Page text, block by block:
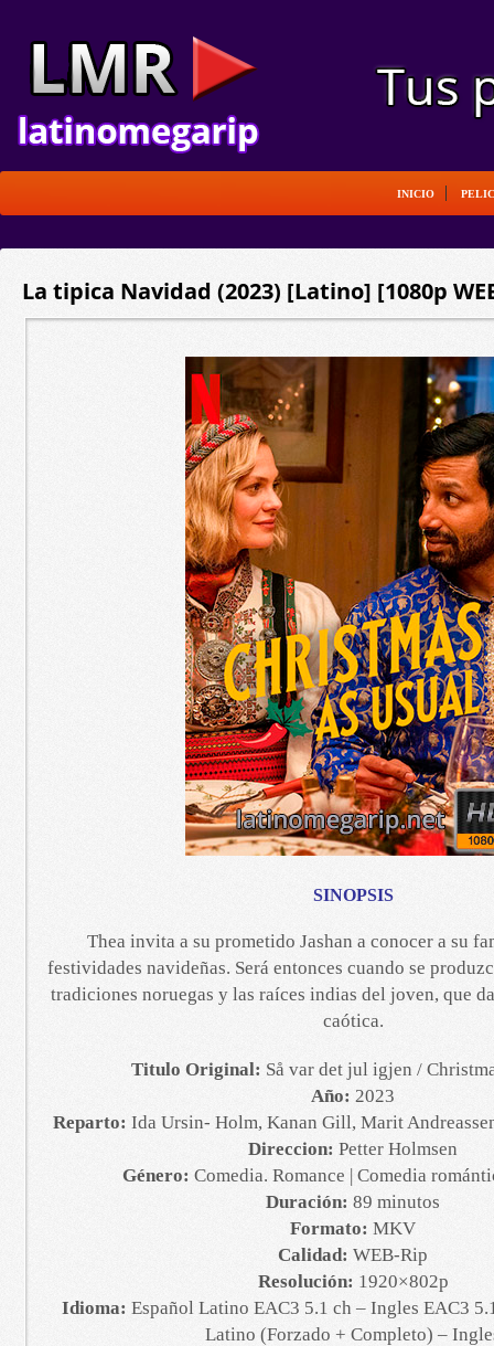
INICIO
La tipica Navidad (2023) [Latino] [1080p
SINOPSIS
Thea invita a su prometido Jashan a conocer a su
festividades navideñas. Será entonces cuando se
tradiciones noruegas y las raíces indias del joven, que
caótica.
Titulo Original: Så var det jul igjen /
Año: 2023
Reparto: Ida Ursin- Holm, Kanan Gill, Marit
Direccion: Petter Holmsen
Género: Comedia. Romance | Comedia
Duración: 89 minutos
Formato: MKV
Calidad: WEB-Rip
Resolución: 1920×802p
Idioma: Español Latino EAC3 5.1 ch – Ingles EAC3
Latino (Forzado + Completo) –